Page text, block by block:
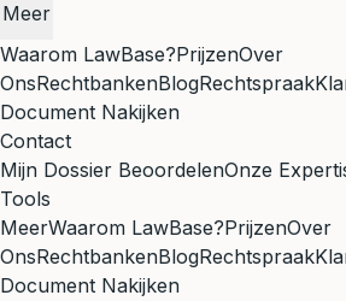
Meer
Waarom LawBase?PrijzenOver
OnsRechtbankenBlogRechtspraak
Document Nakijken
Contact
Mijn Dossier BeoordelenOnze
Tools
MeerWaarom LawBase?PrijzenOver
OnsRechtbankenBlogRechtspraak
Document Nakijken